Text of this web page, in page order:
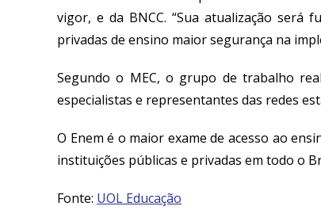
vigor, e da BNCC. “Sua atualização
privadas de ensino maior segurança na
Segundo o MEC, o grupo de trabalho
especialistas e representantes das redes
O Enem é o maior exame de acesso ao
instituições públicas e privadas em todo o
Fonte: UOL Educação